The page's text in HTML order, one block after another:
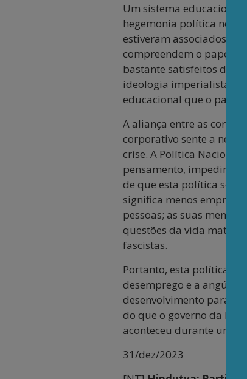
Um sistema
hegemonia política no
estiveram associados à
compreendem o papel e
bastante satisfeitos
ideologia imperialista
educacional que o país
A aliança entre as
corporativo sente a
crise. A Política Nacional
pensamento, impedindo
de que esta política se
significa menos
pessoas; as suas
questões da vida
fascistas.
Portanto, esta política
desemprego e a
desenvolvimento para
do que o governo da
aconteceu durante uma
31/dez/2023